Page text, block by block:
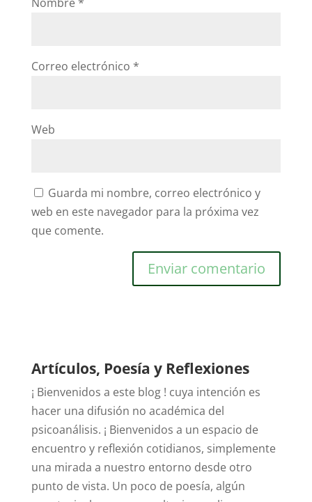
Correo electrónico *
Web
Guarda mi nombre, correo electrónico y
web en este navegador para la próxima vez
que comente.
Artículos, Poesía y Reflexiones
¡ Bienvenidos a este blog ! cuya intención es
hacer una difusión no académica del
psicoanálisis. ¡ Bienvenidos a un espacio de
encuentro y reflexión cotidianos, simplemente
una mirada a nuestro entorno desde otro
punto de vista. Un poco de poesía, algún